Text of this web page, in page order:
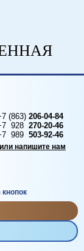
(863) 206-04-84
928 270-20-46
989 503-92-46
или напишите нам